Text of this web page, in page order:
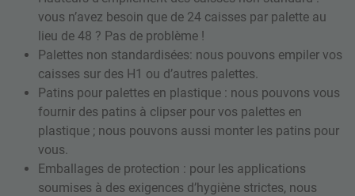
vous n’avez besoin que de 24 caisses par palette au
lieu de 48 ? Pas de problème !
Palettes non standardisées: nous pouvons empiler vos
caisses sur des H1 ou d’autres palettes.
Patins pour palettes en plastique : nous pouvons vous
fournir des patins à clipser pour vos palettes en
plastique ; nous pouvons aussi monter les patins pour
vous.
Emballages de protection : pour les applications
soumises à des exigences d’hygiène strictes, nous